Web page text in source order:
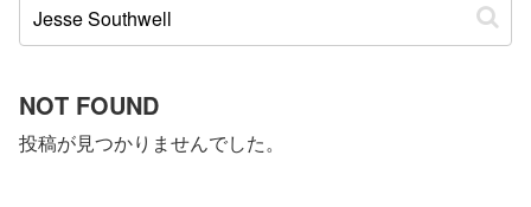
NOT FOUND
投稿が見つかりませんでした。